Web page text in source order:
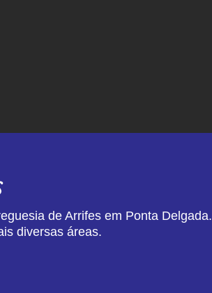
de Arrifes em Ponta Delgada.
diversas áreas.